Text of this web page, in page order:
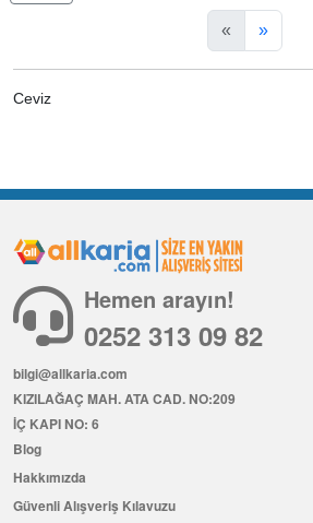
« »
Ceviz
Hemen arayın!
0252 313 09 82
bilgi@allkaria.com
KIZILAĞAÇ MAH. ATA CAD. NO:209
İÇ KAPI NO: 6
Blog
Hakkımızda
Güvenli Alışveriş Kılavuzu